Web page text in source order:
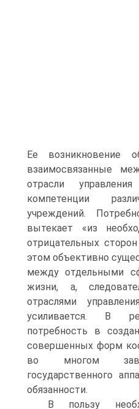
Ее возникновение
взаимосвязанные
отрасли
компетенции
учреждений.
вытекает «из
отрицательных
этом объективно
между отдельными
жизни, а,
отраслями
усиливается. В
потребность в
совершенных форм
во многом
государственного
обязанности.
В пользу